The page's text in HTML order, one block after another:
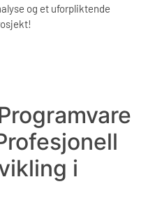
og et uforpliktende
i